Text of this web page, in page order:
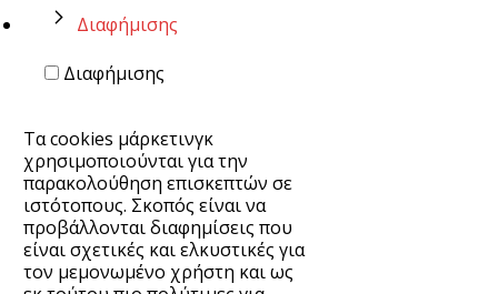
Διαφήμισης
Διαφήμισης
Τα cookies μάρκετινγκ
χρησιμοποιούνται για την
παρακολούθηση επισκεπτών σε
ιστότοπους. Σκοπός είναι να
προβάλλονται διαφημίσεις που
είναι σχετικές και ελκυστικές για
τον μεμονωμένο χρήστη και ως